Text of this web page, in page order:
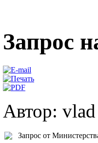
Запрос
Автор:
Запрос от